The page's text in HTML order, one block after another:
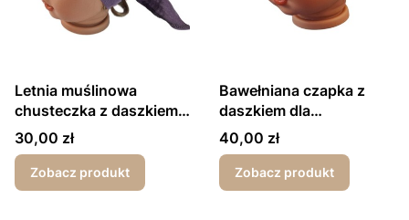
Letnia muślinowa
chusteczka z daszkiem
dla dziewczynki
fioletowa
Cena
30,00 zł
Zobacz produkt
Bawełniana czapka z
daszkiem dla
dziewczynki różowa
Cena
40,00 zł
Zobacz produkt